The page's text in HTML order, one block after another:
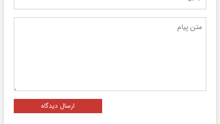
ارسال دیدگاه